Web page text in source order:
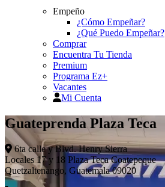
Empeño
¿Cómo Empeñar?
¿Qué Puedo Empeñar?
Comprar
Encuentra Tu Tienda
Premium
Programa Ez+
Vacantes
Mi Cuenta
Guateprenda Plaza Teca
6ta calle y Blvd. Henry Sierra
Locales 17 y 18 Plaza Teca Coatepeque
Quetzaltenango, Guatemala 09020